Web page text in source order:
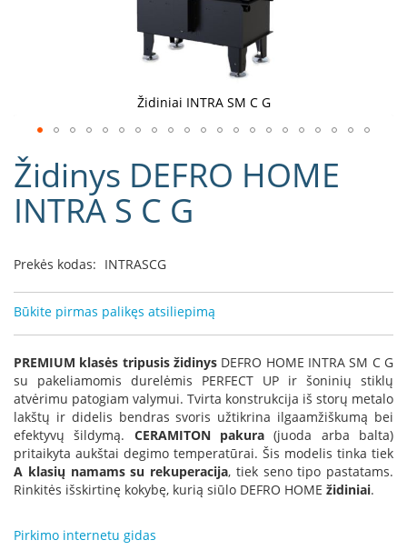
i
n
e
a
f
r
o
m
e
R
o
m
o
t
o
Židinys DEFRO HOME
INTRA S C G
Prekės kodas: INTRASCG
Būkite pirmas palikęs atsiliepimą
PREMIUM klasės tripusis židinys DEFRO HOME INTRA SM C G
su pakeliamomis durelėmis PERFECT UP ir šoninių stiklų
atvėrimu patogiam valymui. Tvirta konstrukcija iš storų metalo
lakštų ir didelis bendras svoris užtikrina ilgaamžiškumą bei
efektyvų šildymą. CERAMITON pakura (juoda arba balta)
pritaikyta aukštai degimo temperatūrai. Šis modelis tinka tiek
A klasių namams su rekuperacija, tiek seno tipo pastatams.
Rinkitės išskirtinę kokybę, kurią siūlo DEFRO HOME židiniai.
Pirkimo internetu gidas
Židiniai INTRA SM C G
į
galerijos
paradžią